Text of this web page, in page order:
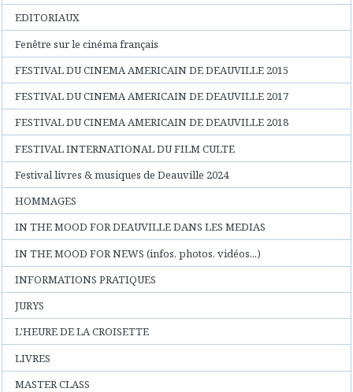
EDITORIAUX
Fenêtre sur le cinéma français
FESTIVAL DU CINEMA AMERICAIN DE DEAUVILLE 2015
FESTIVAL DU CINEMA AMERICAIN DE DEAUVILLE 2017
FESTIVAL DU CINEMA AMERICAIN DE DEAUVILLE 2018
FESTIVAL INTERNATIONAL DU FILM CULTE
Festival livres & musiques de Deauville 2024
HOMMAGES
IN THE MOOD FOR DEAUVILLE DANS LES MEDIAS
IN THE MOOD FOR NEWS (infos, photos, vidéos...)
INFORMATIONS PRATIQUES
JURYS
L'HEURE DE LA CROISETTE
LIVRES
MASTER CLASS